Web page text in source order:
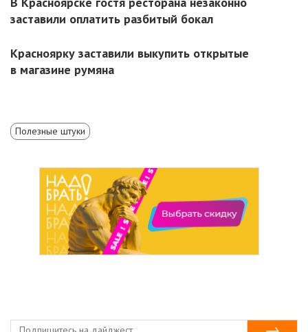
заставили оплатить разбитый бокал
Красноярку заставили выкупить открытые
в магазине румяна
Полезные штуки